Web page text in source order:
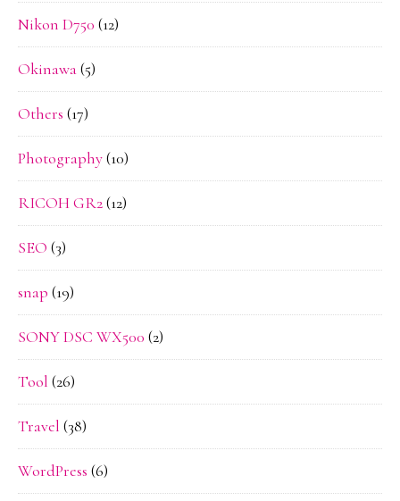
Nikon D750 (12)
Okinawa(5)
Others (17)
Photography(10)
RICOH GR2(12)
SEO (3)
snap (19)
SONY DSC WX500 (2)
Tool (26)
Travel (38)
WordPress (6)